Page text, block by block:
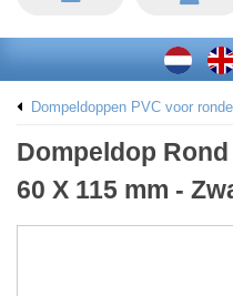
Dompeldoppen PVC voor
Dompeldop
60 X 115 mm -